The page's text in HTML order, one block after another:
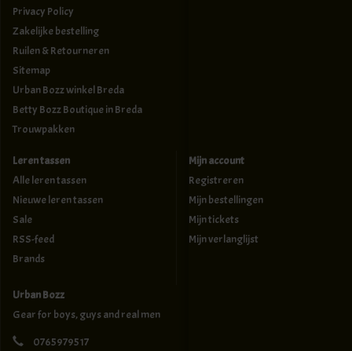
Privacy Policy
Zakelijke bestelling
Ruilen & Retourneren
Sitemap
Urban Bozz winkel Breda
Betty Bozz Boutique in Breda
Trouwpakken
Leren tassen
Alle leren tassen
Nieuwe leren tassen
Sale
RSS-feed
Brands
Mijn account
Registreren
Mijn bestellingen
Mijn tickets
Mijn verlanglijst
Urban Bozz
Gear for boys, guys and real men
0765979517